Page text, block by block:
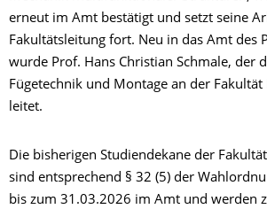
erneut im Amt bestätigt und setzt seine
Fakultätsleitung fort. Neu in das Amt des
wurde Prof. Hans Christian Schmale, der
Fügetechnik und Montage an der Fakultät
leitet.
Die bisherigen Studiendekane der
sind entsprechend § 32 (5) der
bis zum 31.03.2026 im Amt und werden